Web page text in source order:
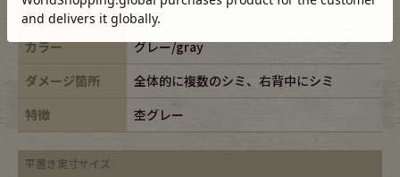
年代
-
カラー
グレー/gray
ダメージ箇所
全体的に複数のシミ、右背中にシミ
特徴
杢グレー
平置き実寸サイズ